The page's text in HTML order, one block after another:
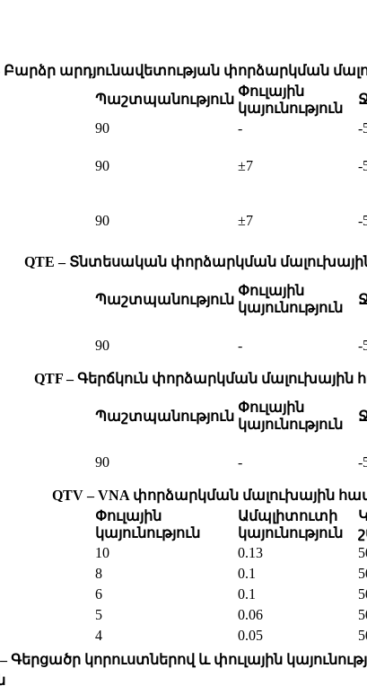
Բարձր արդյունավետության փորձարկման
Պաշտպանություն
Փուլային
կայունություն
90 - -
90 ±7 -
90 ±7 -
QTE – Տնտեսական փորձարկման
Պաշտպանություն
Փուլային
կայունություն
90 - -
QTF – Գերճկուն փորձարկման մալուխային
Պաշտպանություն
Փուլային
կայունություն
90 - -
QTV – VNA փորձարկման մալուխային
Փուլային
կայունություն
Ամպլիտուտի
կայունություն
10 0.13
8 0.1
6 0.1
5 0.06
4 0.05
– Գերցածր կորուստներով և փուլային